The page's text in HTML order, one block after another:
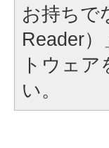
お持ちで
Reader
トウェ
い。